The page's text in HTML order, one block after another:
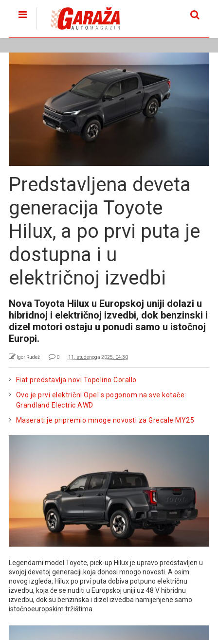
Predstavljena deveta
generacija Toyote
Hilux, a po prvi puta je
dostupna i u
električnoj izvedbi
Nova Toyota Hilux u Europskoj uniji dolazi u
hibridnoj i električnoj izvedbi, dok benzinski i
dizel motori ostaju u ponudi samo u istočnoj
Europi.
Igor Rudež 0 11. studenoga 2025. 04:30
Fiat predstavlja novi Topolino Corallo
Ovo je prvi električni Opel s pogonom na sve kotače:
Grandland Electric AWD
Maserati je pripremio mnoge novosti za Grecale MY25
Legendarni model Toyote, pick-up Hilux je upravo predstavljen u
svojoj devetoj generaciji koja donosi mnogo novosti. A osim
novog izgleda, Hilux po prvi puta dobiva potpuno električnu
izvedbu, koja će se nuditi u Europskoj uniji uz 48 V hibridnu
izvedbu, dok su benzinska i dizel izvedba namijenjene samo
istočnoeuropskim tržištima.